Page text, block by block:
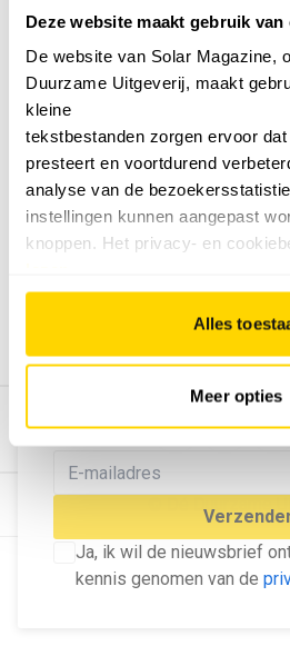
Deze website maakt gebruik van
De website van Solar Magazine,
Duurzame Uitgeverij, maakt
kleine
tekstbestanden zorgen ervoor
presteert en voortdurend
analyse van de
instellingen kunnen aangepast
knoppen. Het privacy- en
Alles
Meer opties
MELD U AAN VOOR
NIEUWSBRIEF
Blijf op de hoogte van het
Ja, ik wil de nieuwsbrief
kennis genomen van de
Vacatures
Installateurzoeker
Cookievoorkeuren wijzigen
English
Geef ons feedback
Vertel ons wat je van
Tip de redactie
Bekijk hier de
© Dé Duurzame